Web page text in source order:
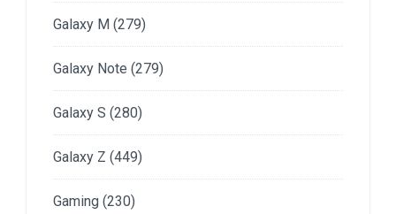
Galaxy M (279)
Galaxy Note (279)
Galaxy S (280)
Galaxy Z (449)
Gaming (230)